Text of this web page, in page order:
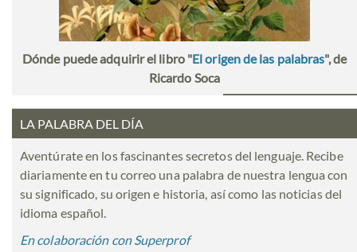
Dónde puede adquirir el libro "El origen de las palabras", de
Ricardo Soca
LA PALABRA DEL DÍA
Aventúrate en los fascinantes secretos del lenguaje. Recibe
diariamente en tu correo una palabra de nuestra lengua con
su significado, su origen e historia, así como las noticias del
idioma español.
En colaboración con Superprof